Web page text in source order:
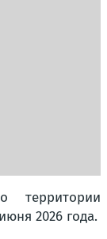
территории
2026 года.